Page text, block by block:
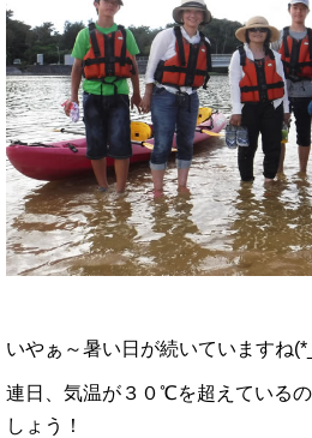
いやぁ～暑い日が続いていますね
連日、気温が３０℃を超えている
しょう！